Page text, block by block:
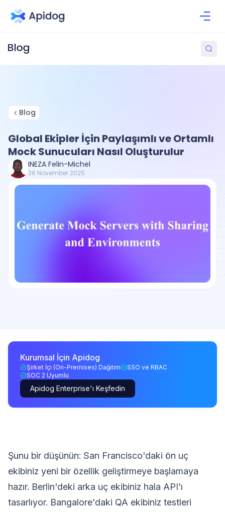
Blog
Global Ekipler İçin Paylaşımlı ve Ortamlı
Mock Sunucuları Nasıl Oluşturulur
INEZA Felin-Michel
26 November 2025
Kurumsal İçin Apidog
Şirket İçi (On-Premises) Dağıtım
SSO ve RBAC
SOC 2 Uyumlu
Apidog Enterprise'ı Keşfedin
Şunu bir düşünün: San Francisco'daki ön uç
ekibiniz yeni bir özellik geliştirmeye başlamaya
hazır. Berlin'deki arka uç ekibiniz hala API'ı
tasarlıyor. Bangalore'daki QA ekibiniz testleri